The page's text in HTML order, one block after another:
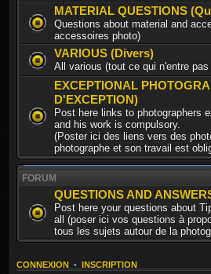
MATERIAL QUESTIONS
Questions about material and
accessoires photo)
VARIOUS (Divers)
All various (tout ce qui n'entre
EXCEPTIONAL
D'EXCEPTION)
Post here links to photographers
and his work is compulsory.
(Poster ici des liens vers des
photographe et son travail est
FORUM
QUESTIONS AND
Post here your questions about
all (poser ici vos questions à
tous les sujets autour de la
CONNEXION • INSCRIPTION